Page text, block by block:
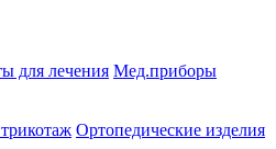
для лечения Мед.приборы
Ортопедические изделия